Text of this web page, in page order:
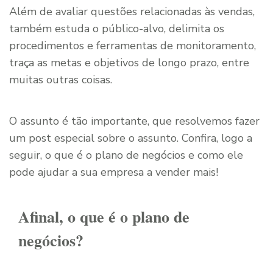
Além de avaliar questões relacionadas às vendas,
também estuda o público-alvo, delimita os
procedimentos e ferramentas de monitoramento,
traça as metas e objetivos de longo prazo, entre
muitas outras coisas.
O assunto é tão importante, que resolvemos fazer
um post especial sobre o assunto. Confira, logo a
seguir, o que é o plano de negócios e como ele
pode ajudar a sua empresa a vender mais!
Afinal, o que é o plano de
negócios?